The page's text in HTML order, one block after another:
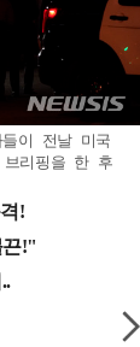
들이 전날 미국
브리핑을 한 후